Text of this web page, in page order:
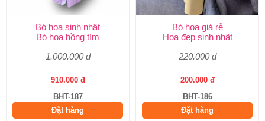
Bó hoa sinh nhật
Bó hoa hồng tím
1.000.000 đ
910.000 đ
BHT-187
Đặt hàng
Bó hoa giá rẻ
Hoa đẹp sinh nhật
220.000 đ
200.000 đ
BHT-186
Đặt hàng